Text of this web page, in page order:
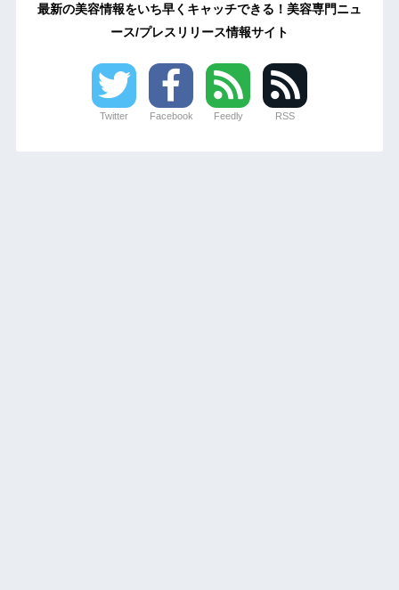
最新の美容情報をいち早くキャッチできる！美容専門ニュ
ース/プレスリリース情報サイト
Twitter Facebook Feedly RSS